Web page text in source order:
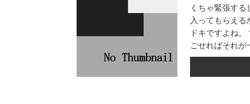
くちゃ緊張す
入ってもらえ
ドキですよね
ごせればそれが